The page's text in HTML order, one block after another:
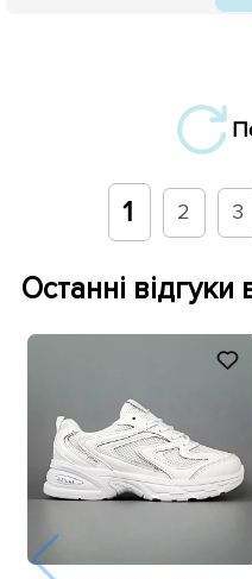
1 2 3
Останні відгуки